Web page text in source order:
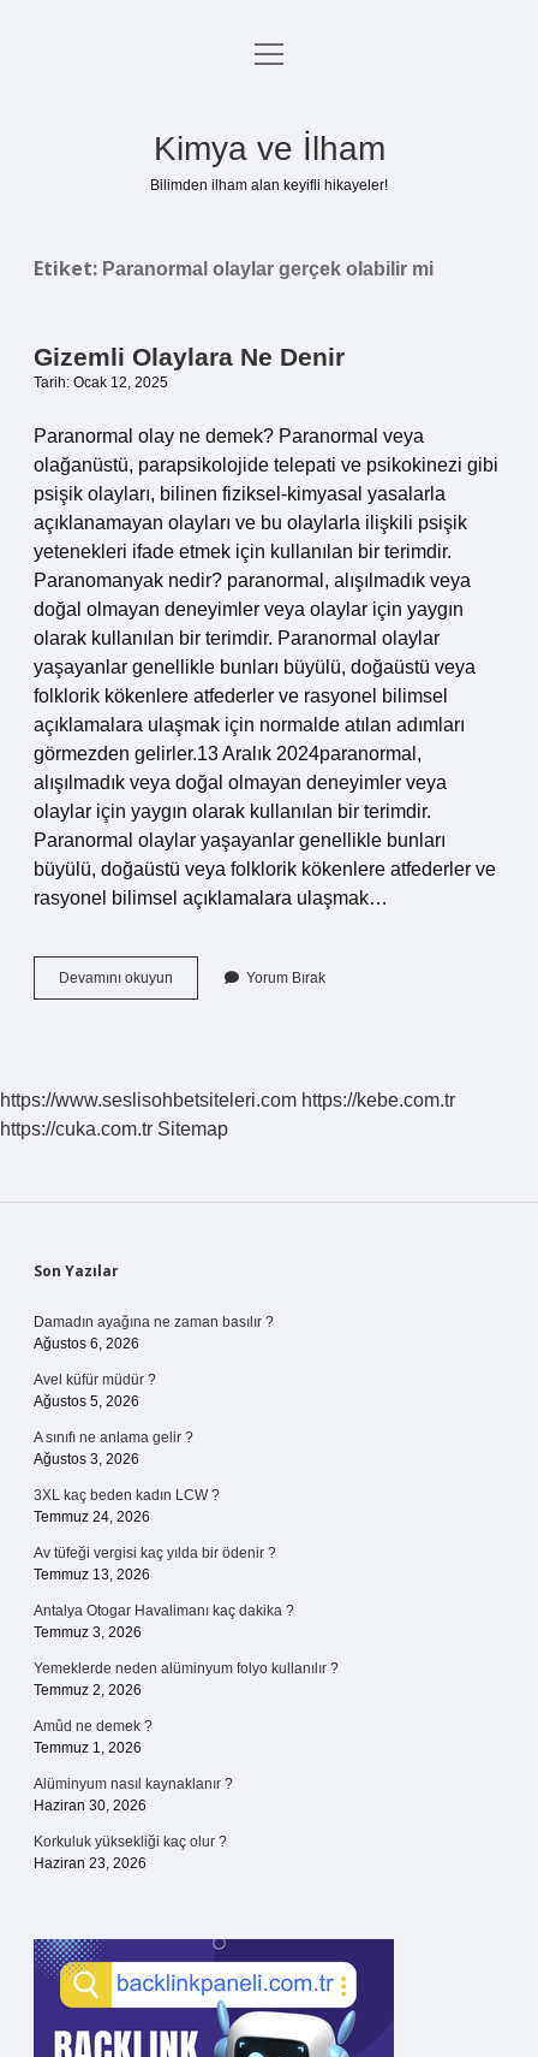
Anasayfa
menüyü
Kimya ve İlham
Bilimden ilham alan keyifli hikayeler!
Etiket: Paranormal olaylar gerçek olabilir mi
Gizemli Olaylara Ne Denir
Tarih: Ocak 12, 2025
Paranormal olay ne demek? Paranormal veya
olağanüstü, parapsikolojide telepati ve psikokinezi gibi
psişik olayları, bilinen fiziksel-kimyasal yasalarla
açıklanamayan olayları ve bu olaylarla ilişkili psişik
yetenekleri ifade etmek için kullanılan bir terimdir.
Paranomanyak nedir? paranormal, alışılmadık veya
doğal olmayan deneyimler veya olaylar için yaygın
olarak kullanılan bir terimdir. Paranormal olaylar
yaşayanlar genellikle bunları büyülü, doğaüstü veya
folklorik kökenlere atfederler ve rasyonel bilimsel
açıklamalara ulaşmak için normalde atılan adımları
görmezden gelirler.13 Aralık 2024paranormal,
alışılmadık veya doğal olmayan deneyimler veya
olaylar için yaygın olarak kullanılan bir terimdir.
Paranormal olaylar yaşayanlar genellikle bunları
büyülü, doğaüstü veya folklorik kökenlere atfederler ve
rasyonel bilimsel açıklamalara ulaşmak…
Devamını okuyun
Olaylara
Yorum Bırak
https://www.seslisohbetsiteleri.com https://kebe.com.tr
https://cuka.com.tr Sitemap
Sidebar
Son Yazılar
Damadın ayağına ne zaman basılır ?
Ağustos 6, 2026
Avel küfür müdür ?
Ağustos 5, 2026
A sınıfı ne anlama gelir ?
Ağustos 3, 2026
3XL kaç beden kadın LCW ?
Temmuz 24, 2026
Av tüfeği vergisi kaç yılda bir ödenir ?
Temmuz 13, 2026
Antalya Otogar Havalimanı kaç dakika ?
Temmuz 3, 2026
Yemeklerde neden alüminyum folyo kullanılır ?
Temmuz 2, 2026
Amûd ne demek ?
Temmuz 1, 2026
Alüminyum nasıl kaynaklanır ?
Haziran 30, 2026
Korkuluk yüksekliği kaç olur ?
Haziran 23, 2026